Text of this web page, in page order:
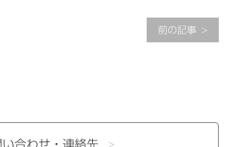
前の記事
合わせ・ 連絡先